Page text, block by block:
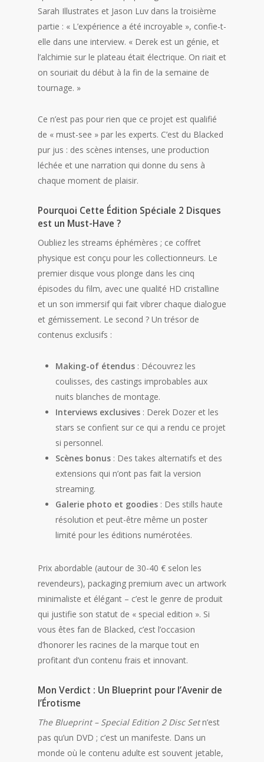
Sarah Illustrates et Jason Luv dans la troisième
partie : « L’expérience a été incroyable », confie-t-
elle dans une interview. « Derek est un génie, et
l’alchimie sur le plateau était électrique. On riait et
on souriait du début à la fin de la semaine de
tournage. »
Ce n’est pas pour rien que ce projet est qualifié
de « must-see » par les experts. C’est du Blacked
pur jus : des scènes intenses, une production
léchée et une narration qui donne du sens à
chaque moment de plaisir.
Pourquoi Cette Édition Spéciale 2 Disques
est un Must-Have ?
Oubliez les streams éphémères ; ce coffret
physique est conçu pour les collectionneurs. Le
premier disque vous plonge dans les cinq
épisodes du film, avec une qualité HD cristalline
et un son immersif qui fait vibrer chaque dialogue
et gémissement. Le second ? Un trésor de
contenus exclusifs :
Making-of étendus : Découvrez les
coulisses, des castings improbables aux
nuits blanches de montage.
Interviews exclusives : Derek Dozer et les
stars se confient sur ce qui a rendu ce projet
si personnel.
Scènes bonus : Des takes alternatifs et des
extensions qui n’ont pas fait la version
streaming.
Galerie photo et goodies : Des stills haute
résolution et peut-être même un poster
limité pour les éditions numérotées.
Prix abordable (autour de 30-40 € selon les
revendeurs), packaging premium avec un artwork
minimaliste et élégant – c’est le genre de produit
qui justifie son statut de « special edition ». Si
vous êtes fan de Blacked, c’est l’occasion
d’honorer les racines de la marque tout en
profitant d’un contenu frais et innovant.
Mon Verdict : Un Blueprint pour l’Avenir de
l’Érotisme
The Blueprint – Special Edition 2 Disc Setn’est
pas qu’un DVD ; c’est un manifeste. Dans un
monde où le contenu adulte est souvent jetable,